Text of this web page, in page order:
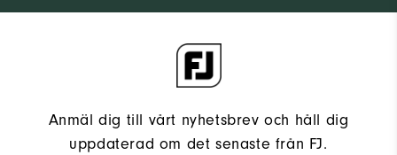
Anmäl dig till vårt nyhetsbrev och håll dig
uppdaterad om det senaste från FJ.